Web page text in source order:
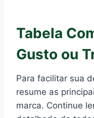
Tabela
Gusto ou
Para facilitar sua
resume as
marca. Continue